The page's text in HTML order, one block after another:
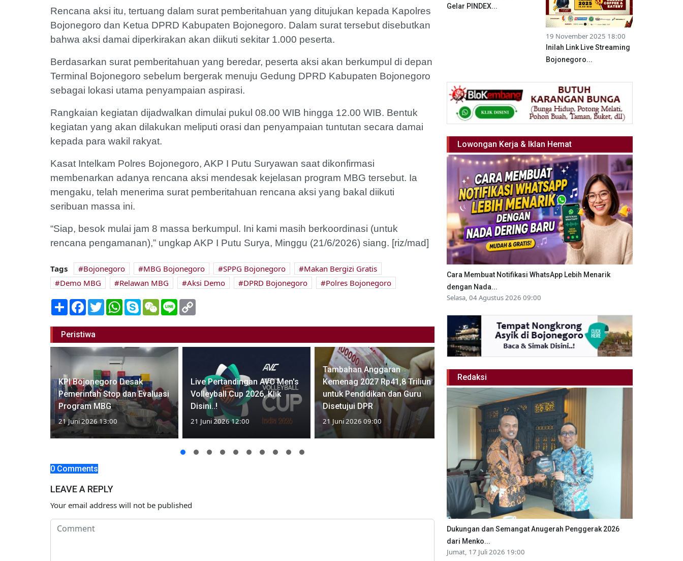
Rencana aksi itu, tertuang dalam surat pemberitahuan yang ditujukan kepada Kapolres
Bojonegoro dan Ketua DPRD Kabupaten Bojonegoro. Dalam surat tersebut disebutkan
bahwa aksi damai diperkirakan akan diikuti sekitar 1.000 peserta.
Berdasarkan surat pemberitahuan yang beredar, peserta aksi akan berkumpul di depan
Terminal Bojonegoro sebelum bergerak menuju Gedung DPRD Kabupaten Bojonegoro
sebagai lokasi utama penyampaian aspirasi.
Rangkaian kegiatan dijadwalkan dimulai pukul 08.00 WIB hingga 12.00 WIB. Bentuk
kegiatan yang akan dilakukan meliputi orasi dan penyampaian tuntutan secara damai
kepada para wakil rakyat.
Kasat Intelkam Polres Bojonegoro, AKP I Putu Suryawan saat dikonfirmasi
membenarkan adanya rencana aksi mendesak kejelasan program MBG tersebut. Ia
mengaku, telah menerima surat pemberitahuan rencana aksi yang bakal diikuti
seribuan massa ini.
“Siap, besok mulai jam 8 massa berkumpul. Ini kami masih berkoordinasi (untuk
rencana pengamanan),” ungkap AKP I Putu Surya, Minggu (21/6/2026) siang. [riz/mad]
Tags Bojonegoro MBG Bojonegoro SPPG Bojonegoro
Makan Bergizi Gratis
Demo MBG
Relawan MBG Aksi Demo DPRD Bojonegoro
Polres Bojonegoro
Share Facebook
TwitterWhatsApp
SkypeWeChatLine
Peristiwa
KPI Bojonegoro Desak
Pemerintah Stop dan Evaluasi
Program MBG
21 Juni 2026 13:00
Live Pertandingan AVC Men's
Volleyball Cup 2026, Klik
Disini..!
21 Juni 2026 12:00
Tambahan Anggaran
Kemenag 2027 Rp41,8 Triliun
untuk Pendidikan dan Guru
Disetujui DPR
21 Juni 2026 09:00
0 Comments
LEAVE A REPLY
Your email address will not be published
Gelar PINDEX...
19 November 2025 18:00
Inilah Link Live Streaming
Bojonegoro...
Lowongan Kerja & Iklan Hemat
Cara Membuat Notifikasi WhatsApp Lebih Menarik
dengan Nada...
Selasa, 04 Agustus 2026 09:00
Redaksi
Dukungan dan Semangat Anugerah Penggerak 2026
dari Menko...
Jumat, 17 Juli 2026 19:00